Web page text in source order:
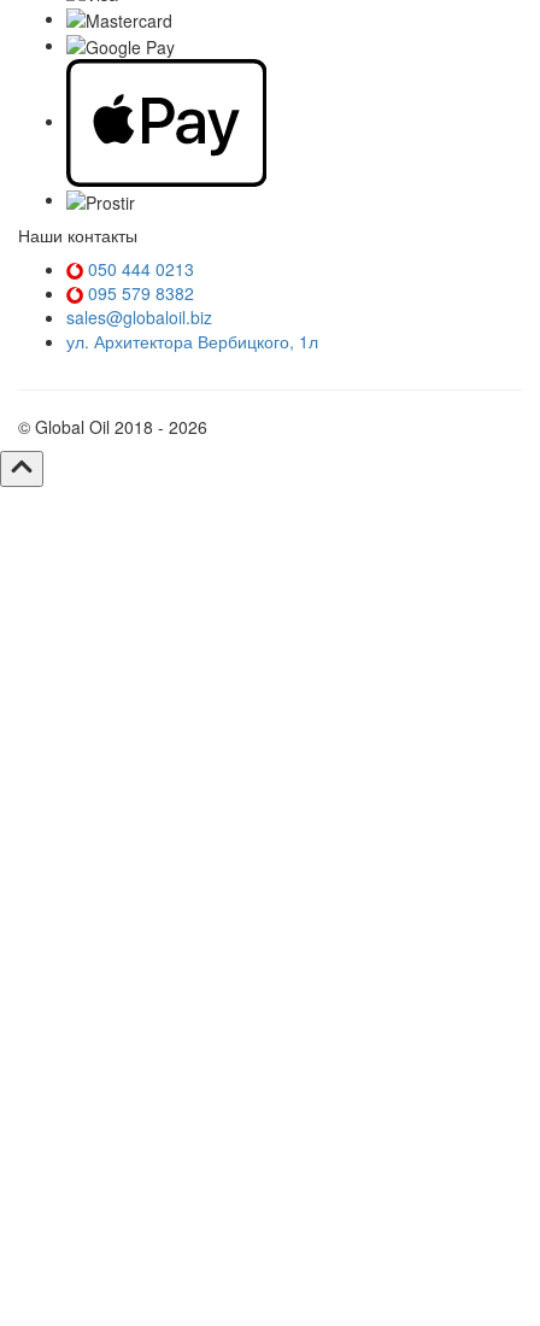
Наши контакты
050 444 0213
095 579 8382
sales@globaloil.biz
ул. Архитектора Вербицкого, 1л
© Global Oil 2018 - 2026